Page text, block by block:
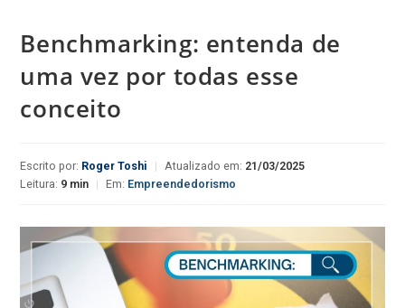
Benchmarking: entenda de
uma vez por todas esse
conceito
Escrito por: Roger Toshi | Atualizado em: 21/03/2025
Leitura: 9 min | Em: Empreendedorismo